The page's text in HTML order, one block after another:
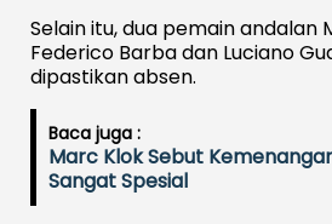
Selain itu, dua pemain andalan
Federico Barba dan Luciano
dipastikan absen.
Baca juga :
Marc Klok Sebut
Sangat Spesial